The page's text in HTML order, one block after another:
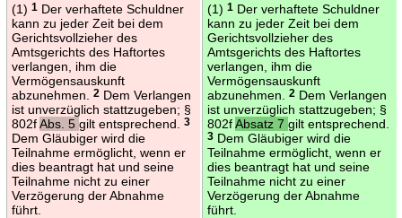
(1) 1Der verhaftete Schuldner
kann zu jeder Zeit bei dem
Gerichtsvollzieher des
Amtsgerichts des Haftortes
verlangen, ihm die
Vermögensauskunft
abzunehmen.
2Dem Verlangen
ist unverzüglich stattzugeben; §
802fAbs. 5 gilt entsprechend. 3
Dem Gläubiger wird die
Teilnahme ermöglicht, wenn er
dies beantragt hat und seine
Teilnahme nicht zu einer
Verzögerung der Abnahme
führt.
(1) 1Der verhaftete Schuldner
kann zu jeder Zeit bei dem
Gerichtsvollzieher des
Amtsgerichts des Haftortes
verlangen, ihm die
Vermögensauskunft
abzunehmen.
2Dem Verlangen
ist unverzüglich stattzugeben; §
802fAbsatz 7 gilt entsprechend.
3Dem Gläubiger wird die
Teilnahme ermöglicht, wenn er
dies beantragt hat und seine
Teilnahme nicht zu einer
Verzögerung der Abnahme
führt.